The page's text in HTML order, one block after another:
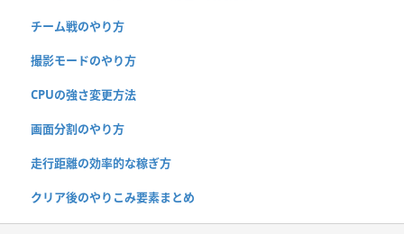
チーム戦のやり方
撮影モードのやり方
CPUの強さ変更方法
画面分割のやり方
走行距離の効率的な稼ぎ方
クリア後のやりこみ要素まとめ